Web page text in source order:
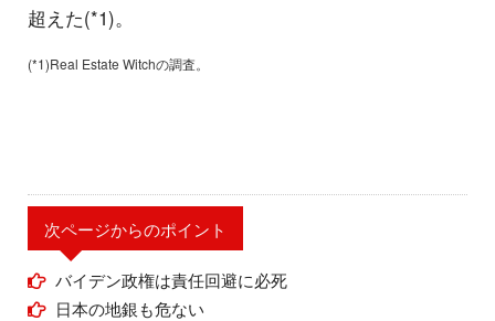
超えた(*1)。
(*1)Real Estate Witchの調査。
次ページからのポイント
バイデン政権は責任回避に必死
日本の地銀も危ない